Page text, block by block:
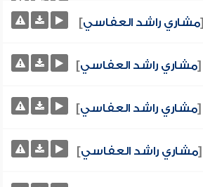
[مشاري راشد العفاسي]
[مشاري راشد العفاسي]
[مشاري راشد العفاسي]
[مشاري راشد العفاسي]